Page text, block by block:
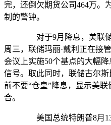
完，还倒欠期货公司464万。
制的警钟。
对于9月降息，美联储
周三，联储玛丽·戴利正在接
会议上实施50个基点的大幅
信号。取此同时，联储古尔
前不要“仓皇”降息，显示美
合。
美国总统特朗普8月13